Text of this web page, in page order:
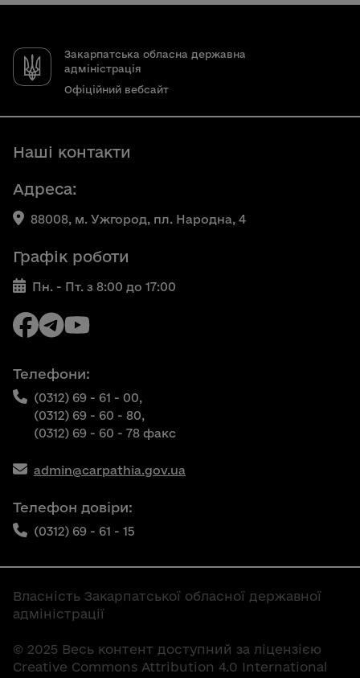
Закарпатська обласна державна
адміністрація
Офіційний вебсайт
Наші контакти
Адреса:
88008, м. Ужгород, пл. Народна, 4
Графік роботи
Пн. - Пт. з 8:00 до 17:00
Телефони:
(0312) 69 - 61 - 00,
(0312) 69 - 60 - 80,
(0312) 69 - 60 - 78 факс
admin@carpathia.gov.ua
Телефон довіри:
(0312) 69 - 61 - 15
Власність Закарпатської обласної державної
адміністрації
© 2025 Весь контент доступний за ліцензією
Creative Commons Attribution 4.0 International